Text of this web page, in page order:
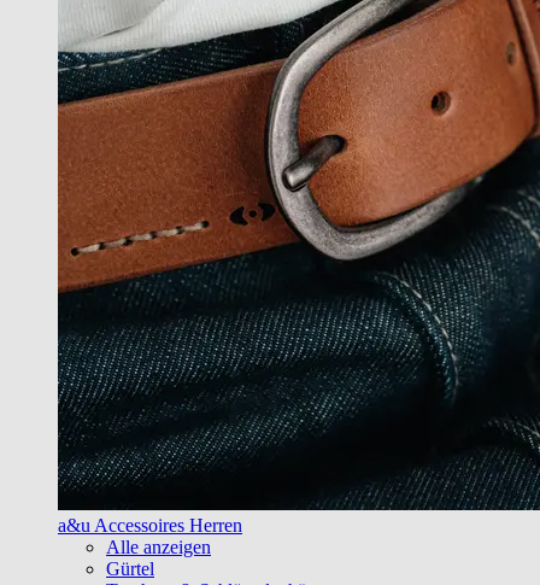
a&u Accessoires Herren
Alle anzeigen
Gürtel